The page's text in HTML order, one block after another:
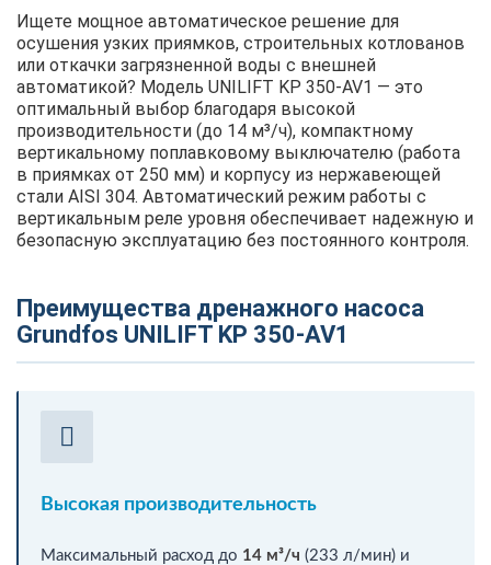
Ищете мощное автоматическое решение для
осушения узких приямков, строительных котлованов
или откачки загрязненной воды с внешней
автоматикой? Модель UNILIFT KP 350-AV1 — это
оптимальный выбор благодаря высокой
производительности (до 14 м³/ч), компактному
вертикальному поплавковому выключателю (работа
в приямках от 250 мм) и корпусу из нержавеющей
стали AISI 304. Автоматический режим работы с
вертикальным реле уровня обеспечивает надежную и
безопасную эксплуатацию без постоянного контроля.
Преимущества дренажного насоса
Grundfos UNILIFT KP 350-AV1
Высокая производительность
Максимальный расход до 14 м³/ч (233 л/мин) и